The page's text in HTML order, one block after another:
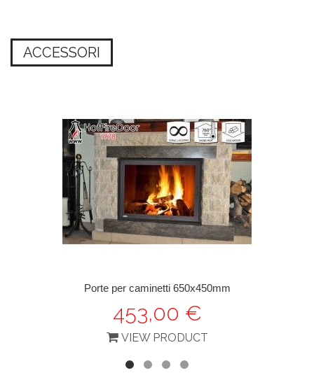
ACCESSORI
Porte per caminetti 650x450mm
453,00 €
VIEW PRODUCT